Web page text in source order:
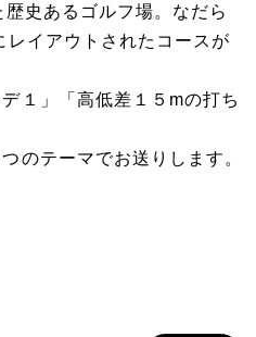
史あるゴルフ場。なだら
イアウトされたコースが
１」「高低差１５mの打ち
のテーマでお送りします。